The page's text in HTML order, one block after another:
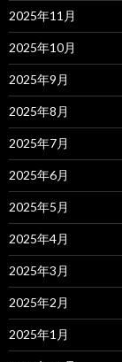
2025年11月
2025年10月
2025年9月
2025年8月
2025年7月
2025年6月
2025年5月
2025年4月
2025年3月
2025年2月
2025年1月